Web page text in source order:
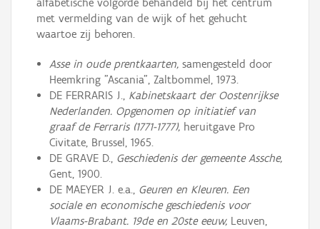
alfabetische volgorde behandeld bij het centrum
met vermelding van de wijk of het gehucht
waartoe zij behoren.
Asse in oude prentkaarten,samengesteld door
Heemkring "Ascania", Zaltbommel, 1973.
DE FERRARIS J.,Kabinetskaart der Oostenrijkse
Nederlanden. Opgenomen op initiatief van
graaf de Ferraris (1771-1777),heruitgave Pro
Civitate, Brussel, 1965.
DE GRAVE D., Geschiedenis der gemeente Assche,
Gent, 1900.
DE MAEYER J. e.a.,Geuren en Kleuren. Een
sociale en economische geschiedenis voor
Vlaams-Brabant. 19de en 20ste eeuw,Leuven,